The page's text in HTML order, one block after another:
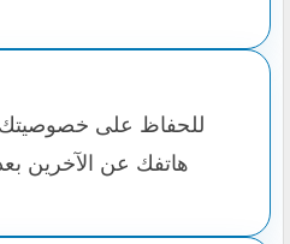
للحفاظ على
هاتفك عن الآخرين